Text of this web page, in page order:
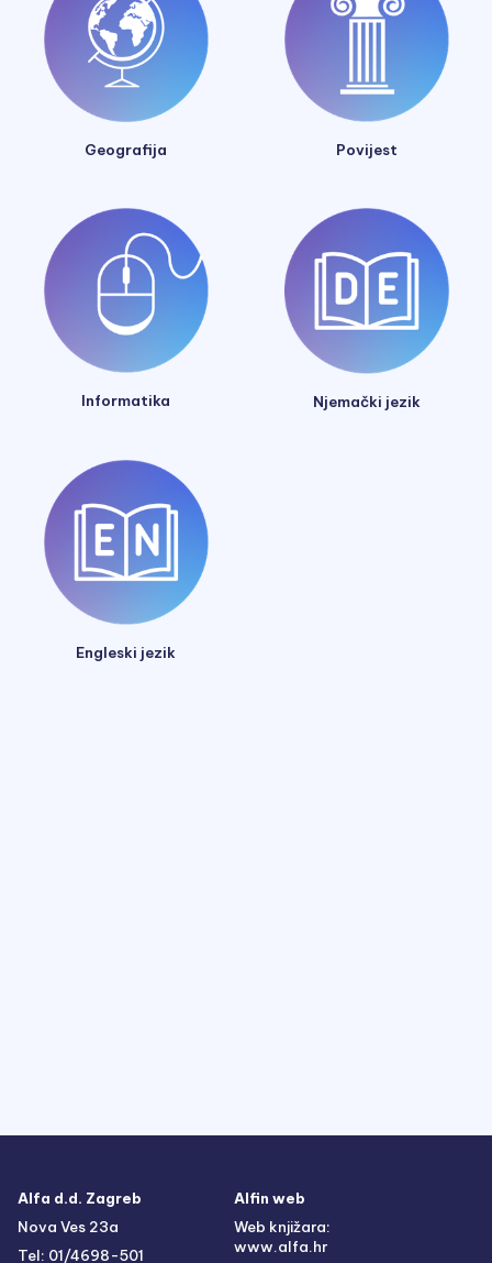
Geografija Povijest
Informatika Njemački jezik
Engleski jezik
Alfa d.d. Zagreb
Nova Ves 23a
Tel: 01/4698-501
Alfin web
Web knjižara:
www.alfa.hr